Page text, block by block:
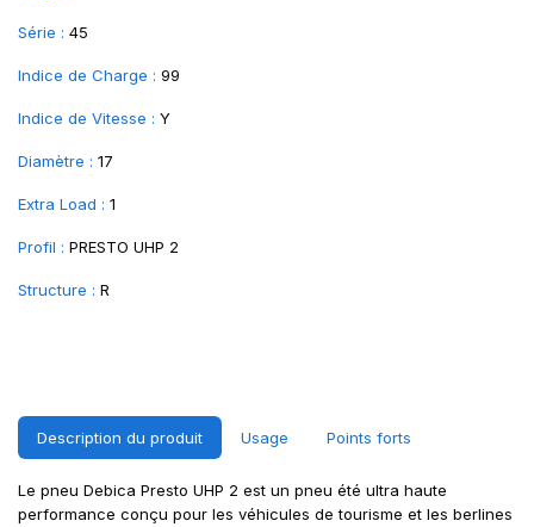
Série : 45
Indice de Charge : 99
Indice de Vitesse : Y
Diamètre : 17
Extra Load : 1
Profil : PRESTO UHP 2
Structure : R
Description du produit Usage Points forts
Le pneu Debica Presto UHP 2 est un pneu été ultra haute
performance conçu pour les véhicules de tourisme et les berlines